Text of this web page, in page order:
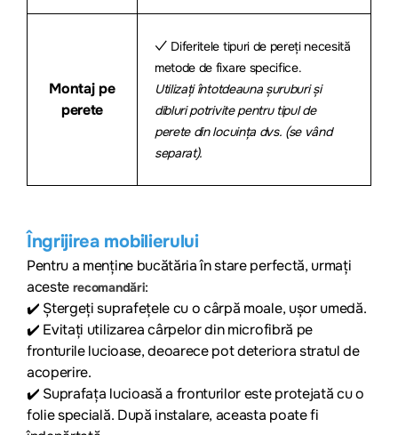
Montaj pe
perete
✓ Diferitele tipuri de pereți necesită
metode de fixare specifice.
Utilizați întotdeauna șuruburi și
dibluri potrivite pentru tipul de
perete din locuința dvs. (se vând
separat).
Îngrijirea mobilierului
Pentru a menține bucătăria în stare perfectă, urmați
aceste recomandări:
✔️ Ștergeți suprafețele cu o cârpă moale, ușor umedă.
✔️ Evitați utilizarea cârpelor din microfibră pe
fronturile lucioase, deoarece pot deteriora stratul de
acoperire.
✔️ Suprafața lucioasă a fronturilor este protejată cu o
folie specială. După instalare, aceasta poate fi